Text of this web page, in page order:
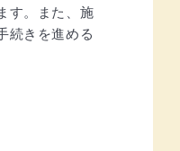
す。また、施
続きを進める